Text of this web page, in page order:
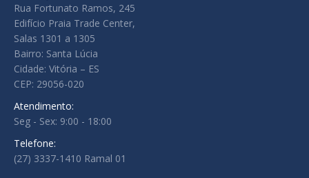
Rua Fortunato Ramos, 245
Edifício Praia Trade Center,
Salas 1301 a 1305
Bairro: Santa Lúcia
Cidade: Vitória – ES
CEP: 29056-020
Atendimento:
Seg - Sex: 9:00 - 18:00
Telefone:
(27) 3337-1410 Ramal 01